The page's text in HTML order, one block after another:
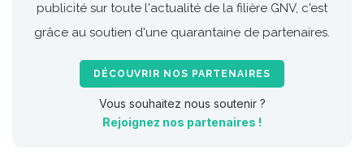
publicité sur toute l'actualité de la filière GNV, c'est
grâce au soutien d'une quarantaine de partenaires.
DÉCOUVRIR NOS PARTENAIRES
Vous souhaitez nous soutenir ?
Rejoignez nos partenaires !